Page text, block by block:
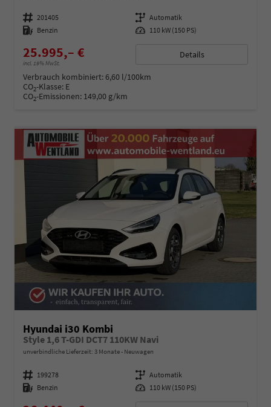
Fahrzeugnummer 201405 Getriebe Automatik
Kraftstoff Benzin Leistung 110 kW (150 PS)
25.995,– €
incl. 19% MwSt.
Details
Verbrauch kombiniert:6,60 l/100km
CO2-Klasse: E
CO2-Emissionen: 149,00 g/km
Hyundai i30 Kombi
Style 1,6 T-GDI DCT7 110KW Navi
unverbindliche Lieferzeit: 3 Monate Neuwagen
Fahrzeugnummer 199278 Getriebe Automatik
Kraftstoff Benzin Leistung 110 kW (150 PS)